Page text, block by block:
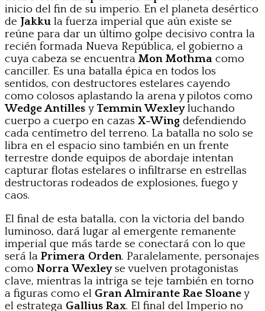
inicio del fin de su imperio. En el planeta desértico
de Jakku la fuerza imperial que aún existe se
reúne para dar un último golpe decisivo contra la
recién formada Nueva República, el gobierno a
cuya cabeza se encuentra Mon Mothma como
canciller. Es una batalla épica en todos los
sentidos, con destructores estelares cayendo
como colosos aplastando la arena y pilotos como
Wedge Antilles y Temmin Wexleyluchando
cuerpo a cuerpo en cazas X-Wing defendiendo
cada centímetro del terreno. La batalla no solo se
libra en el espacio sino también en un frente
terrestre donde equipos de abordaje intentan
capturar flotas estelares o infiltrarse en estrellas
destructoras rodeados de explosiones, fuego y
caos.
El final de esta batalla, con la victoria del bando
luminoso, dará lugar al emergente remanente
imperial que más tarde se conectará con lo que
será la Primera Orden. Paralelamente, personajes
como Norra Wexleyse vuelven protagonistas
clave, mientras la intriga se teje también en torno
a figuras como el Gran Almirante Rae Sloaney
el estratega Gallius Rax. El final del Imperio no